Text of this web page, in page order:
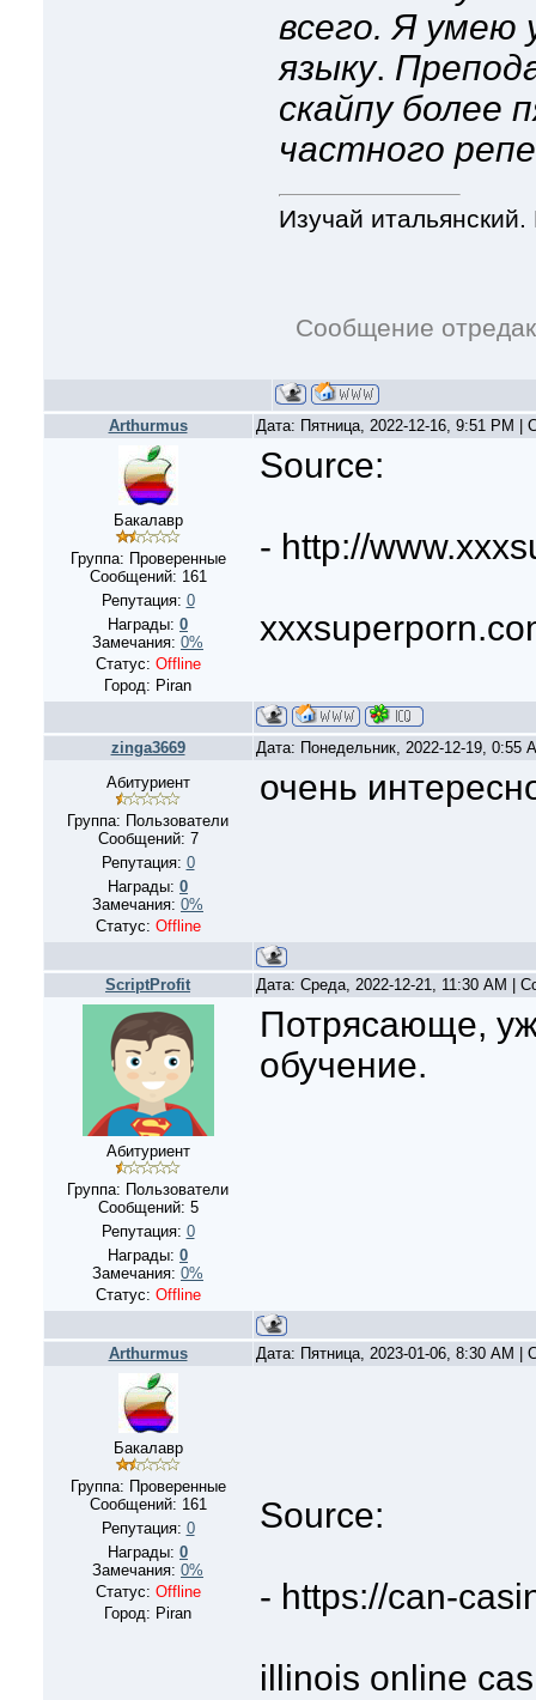
всего. Я умею
языку.
скайпу
частного
Изучай
Сообщение
Arthurmus Дата: Пятница, 2022-12-16, 9:51 PM |
Бакалавр
Группа: Проверенные
Сообщений: 161
Репутация: 0
Награды: 0
Замечания: 0%
Статус: Offline
Город: Piran
Source:
- http://
zinga3669
Дата: Понедельник, 2022-12-19, 0:55
Абитуриент
Группа: Пользователи
Сообщений: 7
Репутация: 0
Награды: 0
Замечания: 0%
Статус: Offline
очень
ScriptProfit Дата: Среда, 2022-12-21, 11:30 AM |
Абитуриент
Группа: Пользователи
Сообщений: 5
Репутация: 0
Награды: 0
Замечания: 0%
Статус: Offline
Потрясающе,
обучение.
Arthurmus Дата: Пятница, 2023-01-06, 8:30 AM |
Бакалавр
Группа: Проверенные
Сообщений: 161
Репутация: 0
Награды: 0
Замечания: 0%
Статус: Offline
Город: Piran
Source:
- https://can-
illinois online